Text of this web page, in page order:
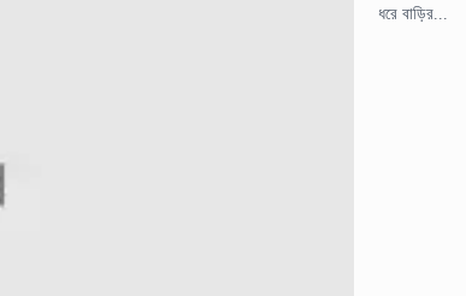
ধরে বাড়ির...